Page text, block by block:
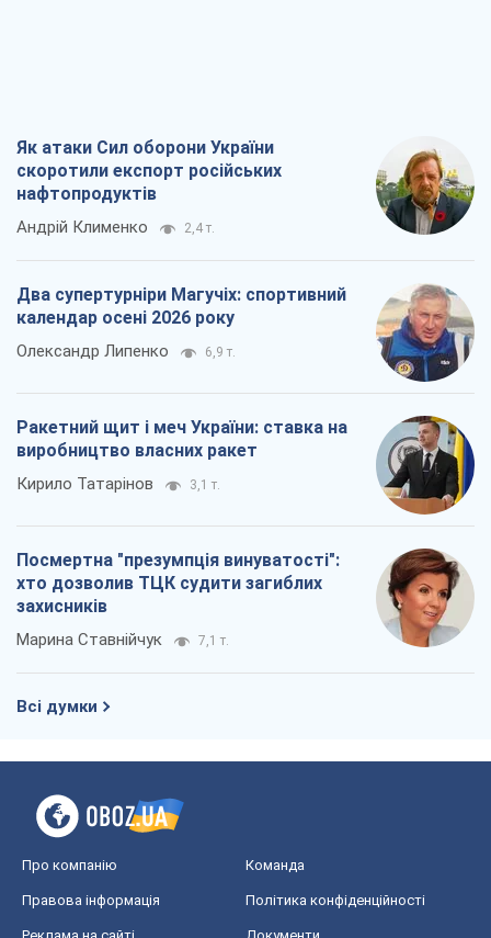
Як атаки Сил оборони України
скоротили експорт російських
нафтопродуктів
Андрій Клименко 2,4 т.
Два супертурніри Магучіх: спортивний
календар осені 2026 року
Олександр Липенко 6,9 т.
Ракетний щит і меч України: ставка на
виробництво власних ракет
Кирило Татарінов 3,1 т.
Посмертна "презумпція винуватості":
хто дозволив ТЦК судити загиблих
захисників
Марина Ставнійчук 7,1 т.
Всі думки
Про компанію Команда
Правова інформація Політика конфіденційності